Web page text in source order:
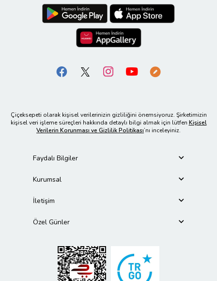
Çiçeksepeti olarak kişisel verilerinizin gizliliğini önemsiyoruz. Şirketimizin
kişisel veri işleme süreçleri hakkında detaylı bilgi almak için lütfen Kişisel
Verilerin Korunması ve Gizlilik Politikası’nı inceleyiniz.
Faydalı Bilgiler
Kurumsal
İletişim
Özel Günler